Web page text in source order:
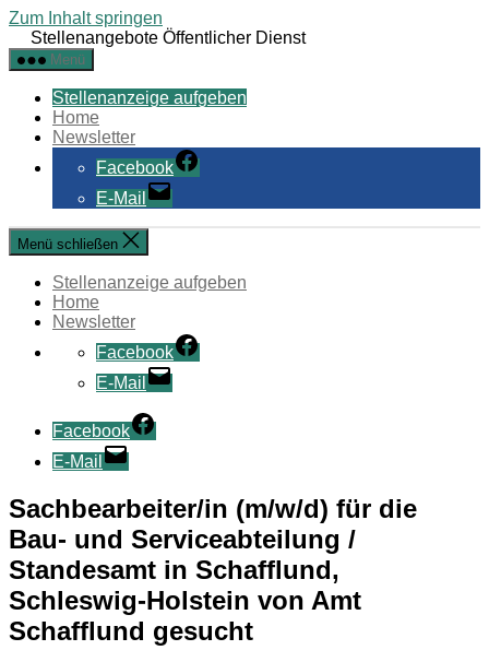
Zum Inhalt springen
Stellenangebote Öffentlicher Dienst
Menü
Stellenanzeige aufgeben
Home
Newsletter
Facebook
E-Mail
Menü schließen
Stellenanzeige aufgeben
Home
Newsletter
Facebook
E-Mail
Facebook
E-Mail
Sachbearbeiter/in (m/w/d) für die
Bau- und Serviceabteilung /
Standesamt in Schafflund,
Schleswig-Holstein von Amt
Schafflund gesucht